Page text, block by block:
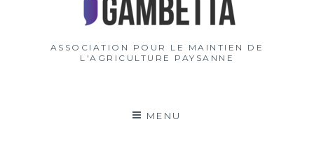
ASSOCIATION POUR LE MAINTIEN DE
L'AGRICULTURE PAYSANNE
MENU